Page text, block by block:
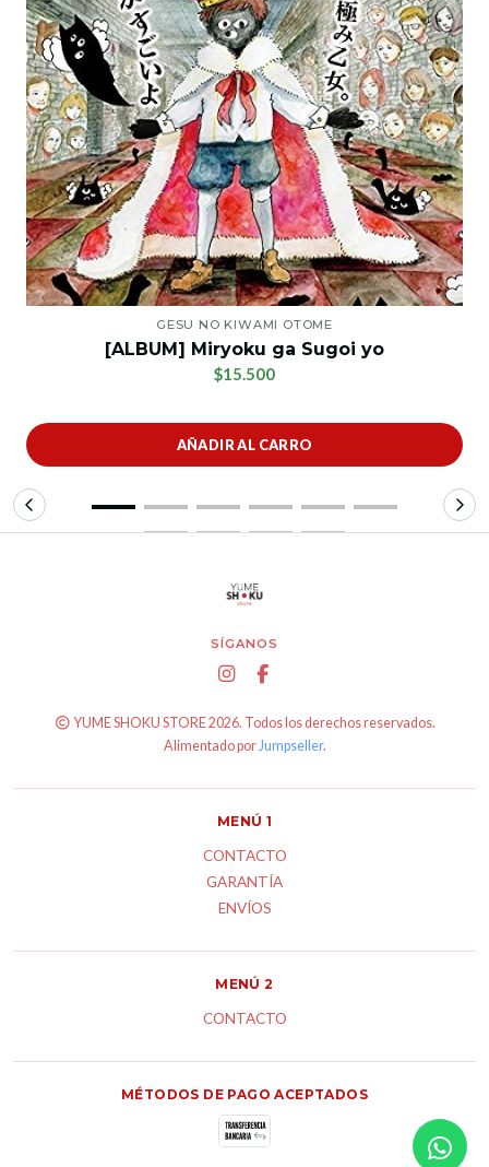
GESU NO KIWAMI OTOME
[ALBUM] Miryoku ga Sugoi yo
$15.500
AÑADIR AL CARRO
SÍGANOS
YUME SHOKU STORE 2026. Todos los derechos reservados.
Alimentado por Jumpseller.
MENÚ 1
CONTACTO
GARANTÍA
ENVÍOS
MENÚ 2
CONTACTO
MÉTODOS DE PAGO ACEPTADOS